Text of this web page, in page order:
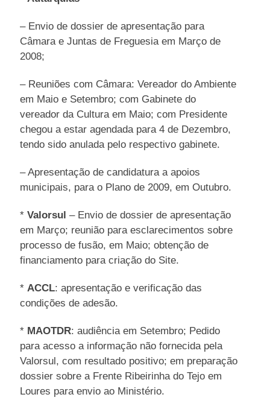
– Envio de dossier de apresentação para
Câmara e Juntas de Freguesia em Março de
2008;
– Reuniões com Câmara: Vereador do Ambiente
em Maio e Setembro; com Gabinete do
vereador da Cultura em Maio; com Presidente
chegou a estar agendada para 4 de Dezembro,
tendo sido anulada pelo respectivo gabinete.
– Apresentação de candidatura a apoios
municipais, para o Plano de 2009, em Outubro.
* Valorsul – Envio de dossier de apresentação
em Março; reunião para esclarecimentos sobre
processo de fusão, em Maio; obtenção de
financiamento para criação do Site.
* ACCL: apresentação e verificação das
condições de adesão.
* MAOTDR: audiência em Setembro; Pedido
para acesso a informação não fornecida pela
Valorsul, com resultado positivo; em preparação
dossier sobre a Frente Ribeirinha do Tejo em
Loures para envio ao Ministério.